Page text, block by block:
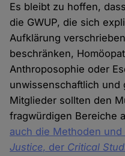
Es bleibt zu hoffen,
die GWUP, die sich
Aufklärung
beschränken,
Anthroposophie oder
unwissenschaftlich und
Mitglieder sollten den
fragwürdigen Bereiche
auch die Methoden
Justice, der Critical